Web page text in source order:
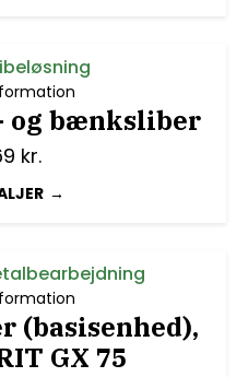
og bænksliber
kr.
(basisenhed),
GX 75